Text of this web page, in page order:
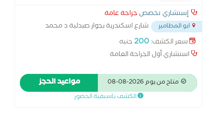
إستشاري تخصص جراحة عامة
ابو المطامير
شارع اسكندرية بجوار صيدلية د محمد
فتحي ابوزيد. ابوالمطامير. البحيرة
سعر الكشف:200جنيه
استشاري أول الجراحة العامة
متاح من يوم 2026-08-08 مواعيد الحجز
الكشف باسبقية الحضور